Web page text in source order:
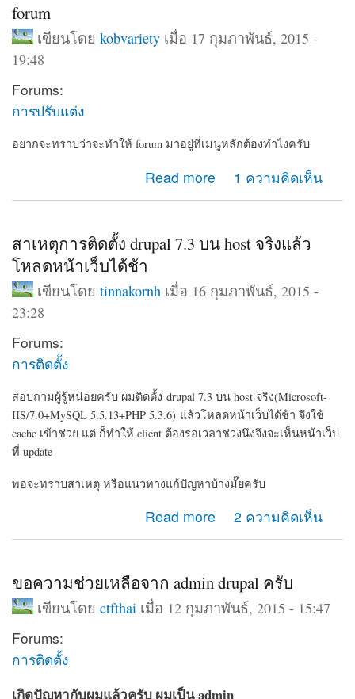
forum
เขียนโดย kobvarietyเมื่อ 17 กุมภาพันธ์, 2015 -
19:48
Forums:
การปรับแต่ง
อยากจะทราบว่าจะทำให้ forum มาอยู่ที่เมนูหลักต้องทำไงครับ
Read more 1 ความคิดเห็น
สาเหตุการติดตั้ง drupal 7.3 บน host จริงแล้ว
โหลดหน้าเว็บได้ช้า
เขียนโดย tinnakornhเมื่อ 16 กุมภาพันธ์, 2015 -
23:28
Forums:
การติดตั้ง
สอบถามผู้รู้หน่อยครับ ผมติดตั้ง drupal 7.3 บน host จริง(Microsoft-
IIS/7.0+MySQL 5.5.13+PHP 5.3.6) แล้วโหลดหน้าเว็บได้ช้า จึงใช้
cache เข้าช่วย แต่ ก็ทำให้ client ต้องรอเวลาช่วงนึงจึงจะเห็นหน้าเว็บ
ที่ update
พอจะทราบสาเหตุ หรือแนวทางแก้ปัญหาบ้างมั๊ยครับ
Read more
about สาเหตุการติดตั้ง drupal 7.3 บน host จริงแล้วโหลด
หน้าเว็บได้ช้า
2 ความคิดเห็น
ขอความช่วยเหลือจาก admin drupal ครับ
เขียนโดย ctfthaiเมื่อ 12 กุมภาพันธ์, 2015 - 15:47
Forums:
การติดตั้ง
เกิดปัญหากับผมแล้วครับ ผมเป็น admin